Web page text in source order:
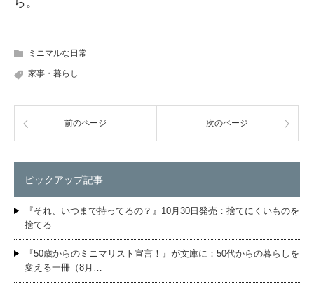
ミニマルな日常
家事・暮らし
前のページ 次のページ
ピックアップ記事
『それ、いつまで持ってるの？』10月30日発売：捨てにくいものを
捨てる
『50歳からのミニマリスト宣言！』が文庫に：50代からの暮らしを
変える一冊（8月…